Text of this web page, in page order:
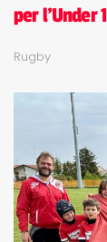
per l'Under
Rugby